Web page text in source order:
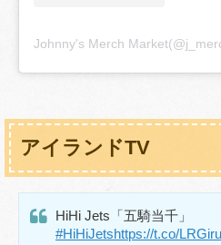
アイランドTV
HiHi Jets「五騎当千」
#HiHiJetshttps://t.co/